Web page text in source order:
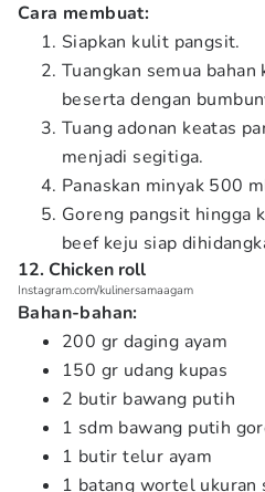
Cara membuat:
Siapkan kulit pangsit.
Tuangkan semua
beserta dengan
Tuang adonan keatas
menjadi segitiga.
Panaskan minyak 500
Goreng pangsit hingga
beef keju siap
12. Chicken roll
Instagram.com/kulinersamaagam
Bahan-bahan:
200 gr daging ayam
150 gr udang kupas
2 butir bawang putih
1 sdm bawang putih
1 butir telur ayam
1 batang wortel ukuran